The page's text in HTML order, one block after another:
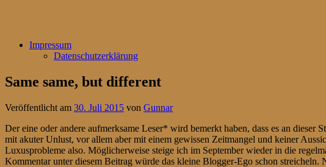
Impressum
Datenschutzerklärung
Same same, but different
Veröffentlicht am 30. Juli 2015 von Gunnar
Der eine oder andere aufmerksame Leser* wird bemerkt haben, dass es an
mit akuter Unlust, vor allem aber mit einem gewissen Zeitmangel und keiner
Luxusprobleme also. Möglicherweise steige ich im September wieder in die
Kommentar unter diesem Beitrag würde das kleine Blogger-Ego schon streicheln.